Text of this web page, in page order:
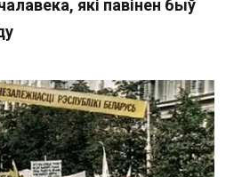
які павінен быў